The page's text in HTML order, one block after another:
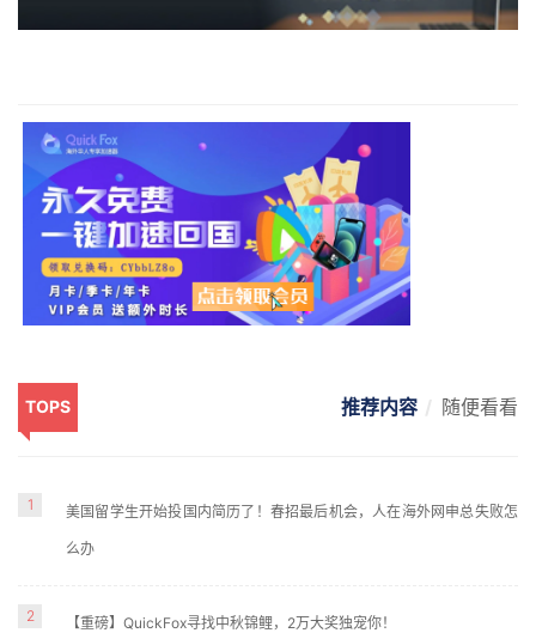
TOPS 推荐内容 随便看看
1 美国留学生开始投国内简历了！春招最后机会，人在海外网申总失败怎
么办
2 【重磅】QuickFox寻找中秋锦鲤，2万大奖独宠你！